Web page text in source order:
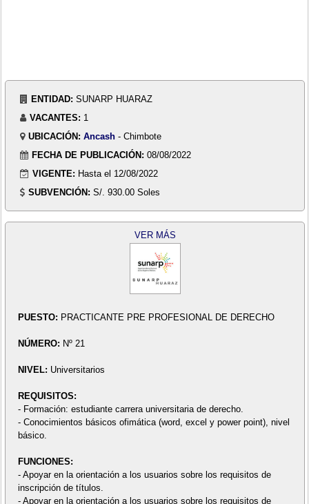
ENTIDAD: SUNARP HUARAZ
VACANTES: 1
UBICACIÓN: Ancash - Chimbote
FECHA DE PUBLICACIÓN: 08/08/2022
VIGENTE: Hasta el 12/08/2022
SUBVENCIÓN: S/. 930.00 Soles
VER MÁS
PUESTO: PRACTICANTE PRE PROFESIONAL DE DERECHO
NÚMERO: Nº 21
NIVEL: Universitarios
REQUISITOS:
- Formación: estudiante carrera universitaria de derecho.
- Conocimientos básicos ofimática (word, excel y power point), nivel
básico.
FUNCIONES:
- Apoyar en la orientación a los usuarios sobre los requisitos de
inscripción de títulos.
- Apoyar en la orientación a los usuarios sobre los requisitos de